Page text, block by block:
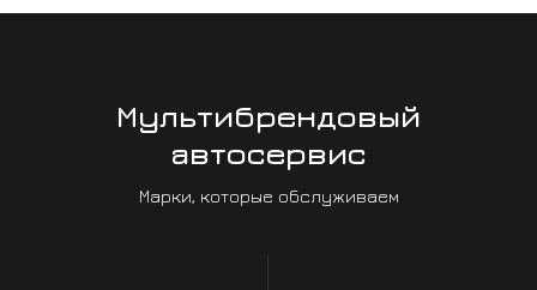
Мультибрендовый
автосервис
Марки, которые обслуживаем